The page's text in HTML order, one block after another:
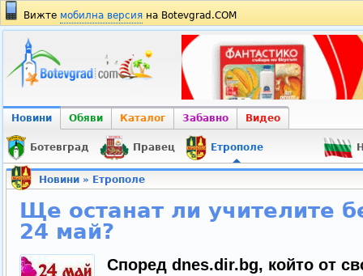
Вижте мобилна версия на Botevgrad.COM
Новини Обяви Каталог Забавно Видео
Ботевград Правец Етрополе
Новини» Етрополе
Ще останат ли учителите
24 май?
Според dnes.dir.bg, който от